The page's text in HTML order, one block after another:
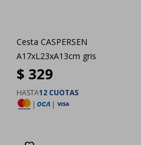
Cesta CASPERSEN
A17xL23xA13cm gris
$ 329
HASTA12 CUOTAS
|
|